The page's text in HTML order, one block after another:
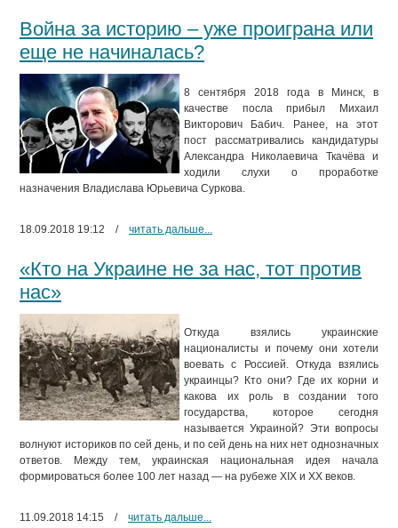
Война за историю – уже проиграна или
еще не начиналась?
8 сентября 2018 года в Минск, в
качестве посла прибыл Михаил
Викторович Бабич. Ранее, на этот
пост рассматривались кандидатуры
Александра Николаевича Ткачёва и
ходили слухи о проработке
назначения Владислава Юрьевича Суркова.
18.09.2018 19:12 / читать дальше...
«Кто на Украине не за нас, тот против
нас»
Откуда взялись украинские
националисты и почему они хотели
воевать с Россией. Откуда взялись
украинцы? Кто они? Где их корни и
какова их роль в создании того
государства, которое сегодня
называется Украиной? Эти вопросы
волнуют историков по сей день, и по сей день на них нет однозначных
ответов. Между тем, украинская национальная идея начала
формироваться более 100 лет назад — на рубеже XIX и XX веков.
11.09.2018 14:15 / читать дальше...